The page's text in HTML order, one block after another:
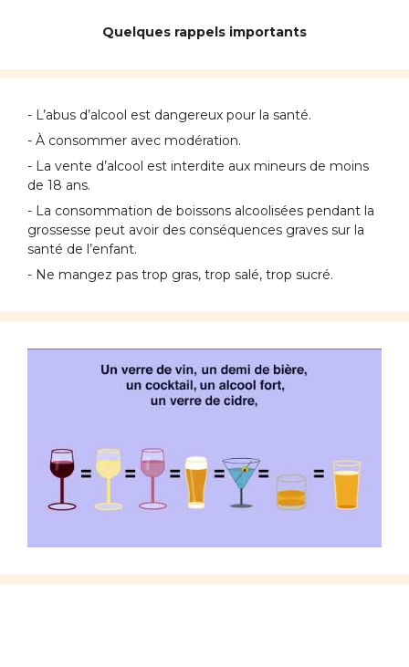
Quelques rappels importants
- L’abus d’alcool est dangereux pour la santé.
- À consommer avec modération.
- La vente d’alcool est interdite aux mineurs de moins
de 18 ans.
- La consommation de boissons alcoolisées pendant la
grossesse peut avoir des conséquences graves sur la
santé de l’enfant.
- Ne mangez pas trop gras, trop salé, trop sucré.